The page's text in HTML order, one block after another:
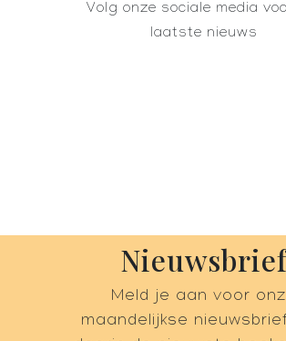
Volg onze sociale media
laatste nieuws
Meld je aan voor
maandelijkse